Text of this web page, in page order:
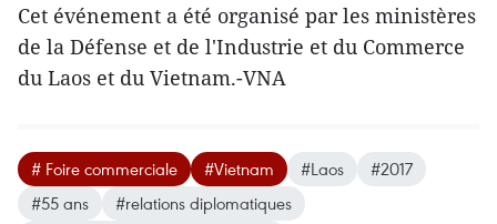
Cet événement a été organisé par les ministères
de la Défense et de l'Industrie et du Commerce
du Laos et du Vietnam.-VNA
# Foire commerciale #Vietnam #Laos
#2017
#55 ans
#relations diplomatiques